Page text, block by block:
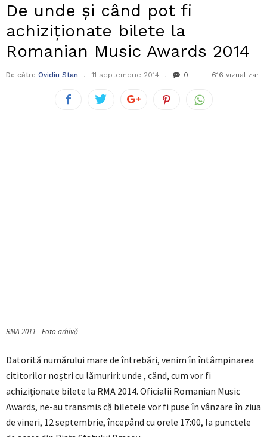
De unde și când pot fi
achiziționate bilete la
Romanian Music Awards 2014
De către Ovidiu Stan 11 septembrie 2014 0 616 vizualizari
RMA 2011 - Foto arhivă
Datorită numărului mare de întrebări, venim în întâmpinarea
cititorilor noștri cu lămuriri: unde , când, cum vor fi
achiziționate bilete la RMA 2014. Oficialii Romanian Music
Awards, ne-au transmis că biletele vor fi puse în vânzare în ziua
de vineri, 12 septembrie, începând cu orele 17:00, la punctele